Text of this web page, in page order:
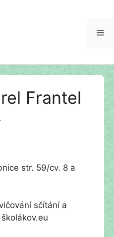
Frantel
str. 59/cv. 8 a
sčítání a